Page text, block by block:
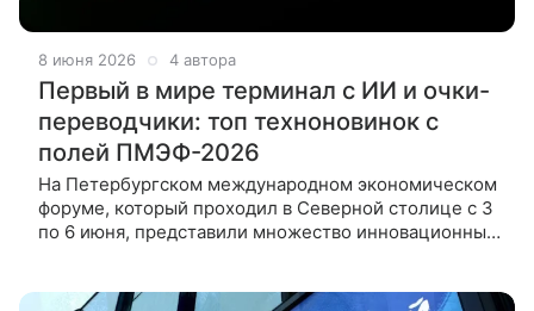
8 июня 2026 4 автора
Первый в мире терминал с ИИ и очки-
переводчики: топ техноновинок с
полей ПМЭФ-2026
На Петербургском международном экономическом
форуме, который проходил в Северной столице с 3
по 6 июня, представили множество инновационных